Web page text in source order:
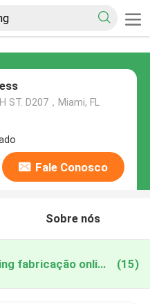
ST. D207，Miami, FL
Fale Conosco
Sobre nós
pocket size book printing fabricação online (15)